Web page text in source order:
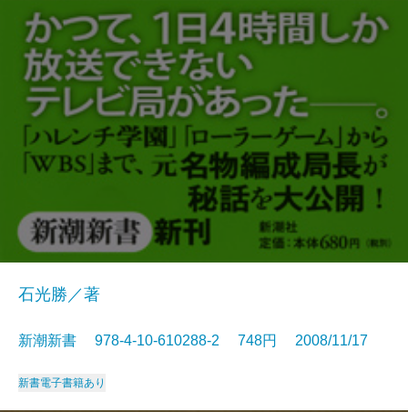
石光勝／著
新潮新書 978-4-10-610288-2 748円 2008/11/17
新書電子書籍あり